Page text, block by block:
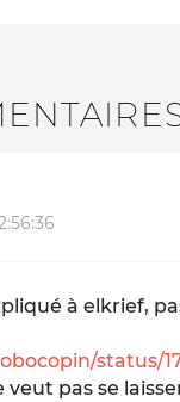
à elkrief,
status/
pas se